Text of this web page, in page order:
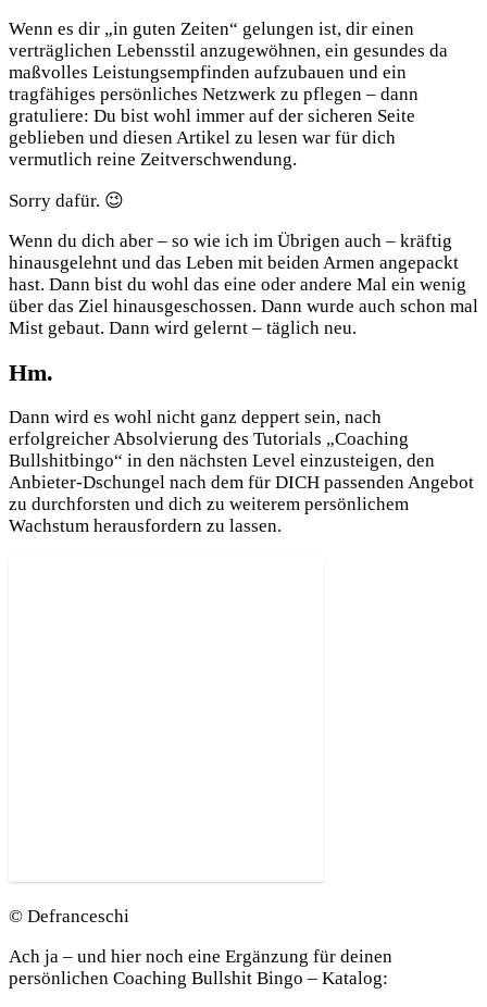
Wenn es dir „in guten Zeiten“ gelungen ist, dir einen
verträglichen Lebensstil anzugewöhnen, ein gesundes da
maßvolles Leistungsempfinden aufzubauen und ein
tragfähiges persönliches Netzwerk zu pflegen – dann
gratuliere: Du bist wohl immer auf der sicheren Seite
geblieben und diesen Artikel zu lesen war für dich
vermutlich reine Zeitverschwendung.
Sorry dafür. 😉
Wenn du dich aber – so wie ich im Übrigen auch – kräftig
hinausgelehnt und das Leben mit beiden Armen angepackt
hast. Dann bist du wohl das eine oder andere Mal ein wenig
über das Ziel hinausgeschossen. Dann wurde auch schon mal
Mist gebaut. Dann wird gelernt – täglich neu.
Hm.
Dann wird es wohl nicht ganz deppert sein, nach
erfolgreicher Absolvierung des Tutorials „Coaching
Bullshitbingo“ in den nächsten Level einzusteigen, den
Anbieter-Dschungel nach dem für DICH passenden Angebot
zu durchforsten und dich zu weiterem persönlichem
Wachstum herausfordern zu lassen.
© Defranceschi
Ach ja – und hier noch eine Ergänzung für deinen
persönlichen Coaching Bullshit Bingo – Katalog: